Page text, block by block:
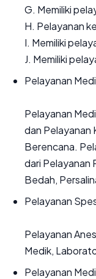
G. Memiliki
H. Pelayanan
I. Memiliki
J. Memiliki
Pelayanan
Pelayanan
dan Pelayanan
Berencana.
dari Pelayanan
Bedah,
Pelayanan
Pelayanan
Medik,
Pelayanan